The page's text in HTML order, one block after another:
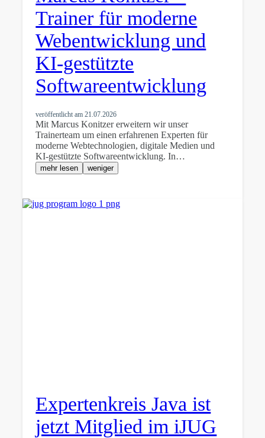
Trainer für moderne
Webentwicklung und
KI-gestützte
Softwareentwicklung
veröffentlicht am21.07.2026
Mit Marcus Konitzer erweitern wir unser
Trainerteam um einen erfahrenen Experten für
moderne Webtechnologien, digitale Medien und
KI-gestützte Softwareentwicklung. In…
mehr lesen weniger
Expertenkreis Java ist
jetzt Mitglied im iJUG